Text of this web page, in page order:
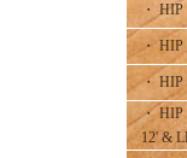
・
・ HIP
・ HIP
・ HIP
12' &